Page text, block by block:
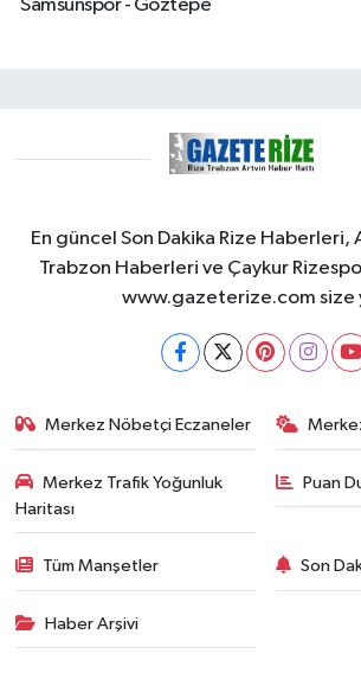
Samsunspor - Göztepe
En güncel Son Dakika Rize
Trabzon Haberleri ve Çaykur
www.gazeterize.com size
Merkez Nöbetçi Eczaneler
Merkez Trafik Yoğunluk
Haritası
Puan
Tüm Manşetler Son
Haber Arşivi